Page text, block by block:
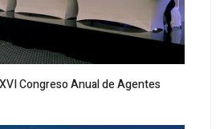
Congreso Anual de Agentes